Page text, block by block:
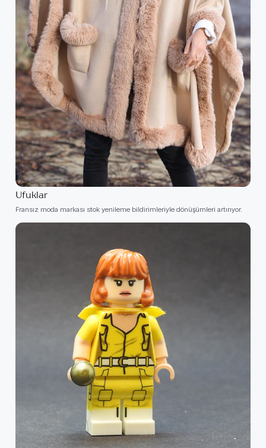
Ufuklar
Fransız moda markası stok yenileme bildirimleriyle dönüşümleri artırıyor.